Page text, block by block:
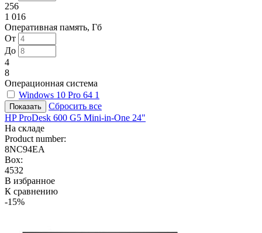
256
1 016
Оперативная память, Гб
От
До
4
8
Операционная система
Windows 10 Pro 64 1
Сбросить все
HP ProDesk 600 G5 Mini-in-One 24"
На складе
Product number:
8NC94EA
Box:
4532
В избранное
К сравнению
-15%